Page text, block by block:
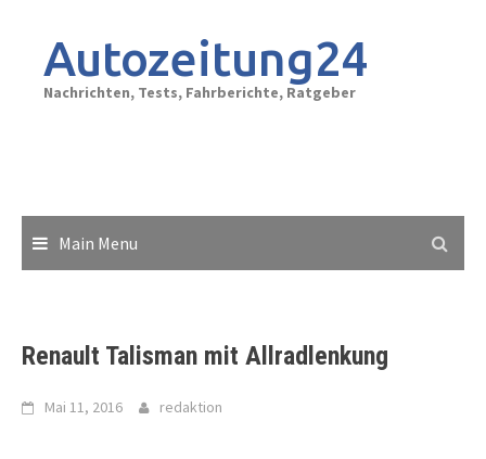
contentAutozeitung24
Nachrichten, Tests, Fahrberichte, Ratgeber
Main Menu
Renault Talisman mit Allradlenkung
Mai 11, 2016 redaktion